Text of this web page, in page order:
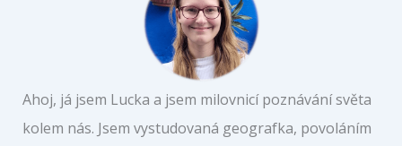
Ahoj, já jsem Lucka a jsem milovnicí poznávání světa
kolem nás. Jsem vystudovaná geografka, povoláním